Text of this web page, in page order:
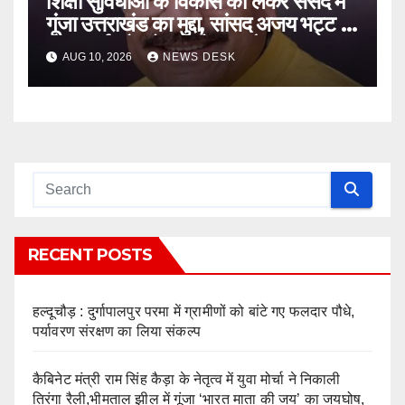
गूंजा उत्तराखंड का मुद्दा, सांसद अजय भट्ट ने
मांगा खर्च और योजनाओं का ब्यौरा
AUG 10, 2026 NEWS DESK
RECENT POSTS
हल्दूचौड़ : दुर्गापालपुर परमा में ग्रामीणों को बांटे गए फलदार पौधे,
पर्यावरण संरक्षण का लिया संकल्प
कैबिनेट मंत्री राम सिंह कैड़ा के नेतृत्व में युवा मोर्चा ने निकाली
तिरंगा रैली,भीमताल झील में गूंजा ‘भारत माता की जय’ का जयघोष,